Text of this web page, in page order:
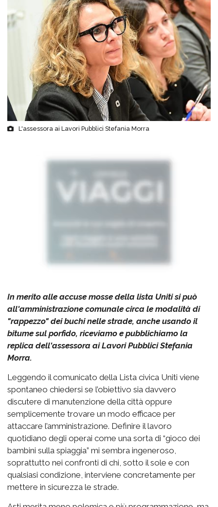
L'assessora ai Lavori Pubblici Stefania Morra
In merito alle accuse mosse della lista Uniti si può
all'amministrazione comunale circa le modalità di
"rappezzo" dei buchi nelle strade, anche usando il
bitume sul porfido, riceviamo e pubblichiamo la
replica dell'assessora ai Lavori Pubblici Stefania
Morra.
Leggendo il comunicato della Lista civica Uniti viene
spontaneo chiedersi se l’obiettivo sia davvero
discutere di manutenzione della città oppure
semplicemente trovare un modo efficace per
attaccare l’amministrazione. Definire il lavoro
quotidiano degli operai come una sorta di “gioco dei
bambini sulla spiaggia” mi sembra ingeneroso,
soprattutto nei confronti di chi, sotto il sole e con
qualsiasi condizione, interviene concretamente per
mettere in sicurezza le strade.